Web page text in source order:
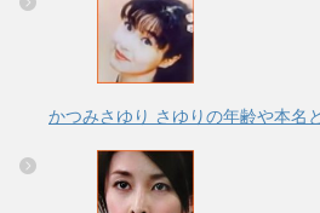
かつみさゆり さゆりの年齢や本名